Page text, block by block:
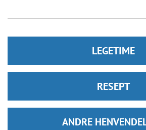
LEGETIME
RESEPT
ANDRE